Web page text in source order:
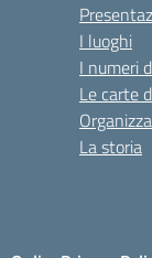
I luoghi
I numeri
Le carte
La storia